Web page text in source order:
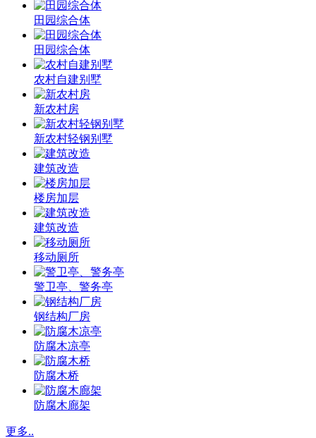
田园综合体
田园综合体
农村自建别墅
新农村房
新农村轻钢别墅
建筑改造
楼房加层
建筑改造
移动厕所
警卫亭、警务亭
钢结构厂房
防腐木凉亭
防腐木桥
防腐木廊架
更多..